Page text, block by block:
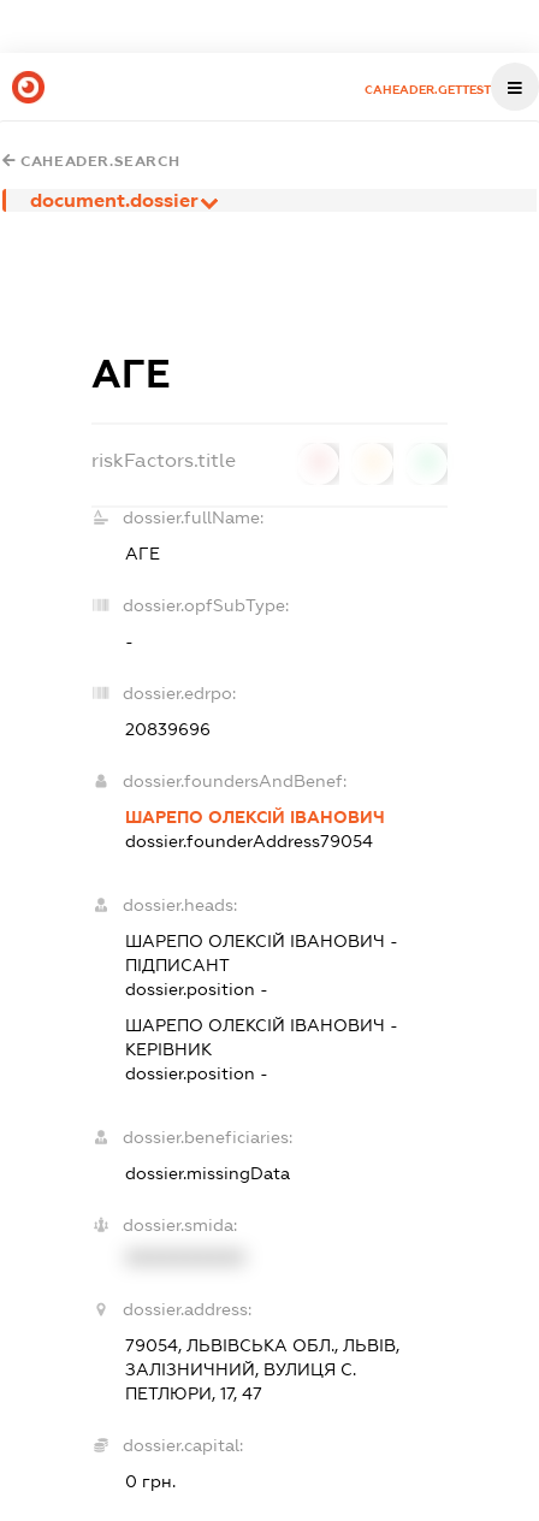
CAHEADER.GETTEST
CAHEADER.SEARCH
document.dossier
АГЕ
riskFactors.title
dossier.fullName:
АГЕ
dossier.opfSubType:
-
dossier.edrpo:
20839696
dossier.foundersAndBenef:
ШАРЕПО ОЛЕКСІЙ ІВАНОВИЧ
dossier.founderAddress79054
dossier.heads:
ШАРЕПО ОЛЕКСІЙ ІВАНОВИЧ -
ПІДПИСАНТ
dossier.position -
ШАРЕПО ОЛЕКСІЙ ІВАНОВИЧ -
КЕРІВНИК
dossier.position -
dossier.beneficiaries:
dossier.missingData
dossier.smida:
dossier.address:
79054, ЛЬВІВСЬКА ОБЛ., ЛЬВІВ,
ЗАЛІЗНИЧНИЙ, ВУЛИЦЯ С.
ПЕТЛЮРИ, 17, 47
dossier.capital:
0 грн.